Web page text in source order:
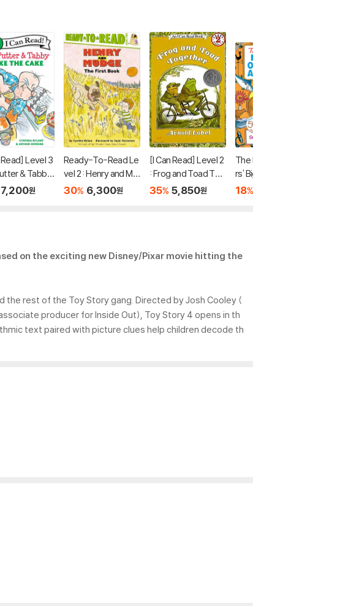
Read] Level 3
& Tabby
Cake
7,200원
Ready-To-Read Le
vel 2 : Henry and Mu
dge The First Book
30% 6,300원
[I Can Read] Level 2
: Frog and Toad Tog
ether
35% 5,850원
The Berenstain Bea
rs' Big Book of Scien
ce and Nature
18%
on the exciting new Disney/Pixar movie hitting the
the rest of the Toy Story gang. Directed by Josh Cooley (
producer for Inside Out), Toy Story 4 opens in th
text paired with picture clues help children decode th